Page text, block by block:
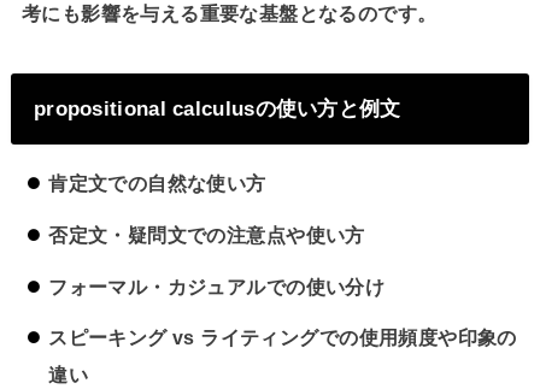
考にも影響を与える重要な基盤となるのです。
propositional calculusの使い方と例文
肯定文での自然な使い方
否定文・疑問文での注意点や使い方
フォーマル・カジュアルでの使い分け
スピーキング vs ライティングでの使用頻度や印象の
違い